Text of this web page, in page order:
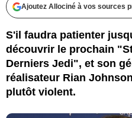
Ajoutez Allociné à vos sources
S'il faudra patienter
découvrir le prochain
Derniers Jedi", et son
réalisateur Rian
plutôt violent.